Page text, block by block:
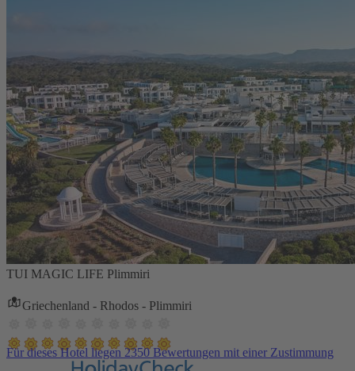
TUI MAGIC LIFE Plimmiri
Griechenland - Rhodos - Plimmiri
Für dieses Hotel liegen 2350 Bewertungen mit einer Zustimmung